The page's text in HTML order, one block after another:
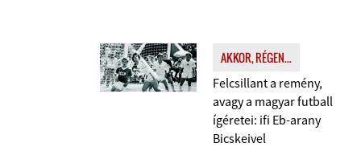
AKKOR, RÉGEN...
Felcsillant a remény,
avagy a magyar futball
ígéretei: ifi Eb-arany
Bicskeivel